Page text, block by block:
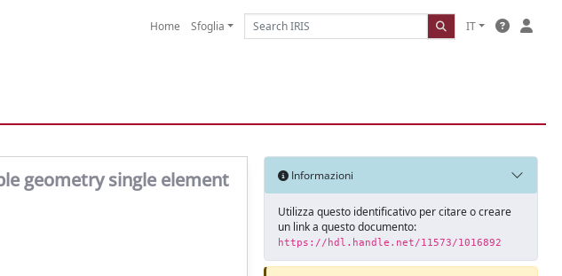
Home Sfoglia IT
geometry single element
Informazioni
Utilizza questo identificativo per citare o creare
un link a questo documento:
https://hdl.handle.net/11573/1016892